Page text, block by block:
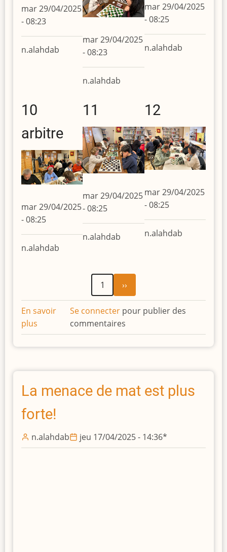
mar 29/04/2025
- 08:23
n.alahdab
mar 29/04/2025
- 08:23
n.alahdab
mar 29/04/2025
- 08:25
n.alahdab
10
arbitre
mar 29/04/2025
- 08:25
n.alahdab
11
mar 29/04/2025
- 08:25
n.alahdab
12
mar 29/04/2025
- 08:25
n.alahdab
1
suivante
››
En savoir
plus
2e
Rapide
2704/2025
Se connecterpour publier des
commentaires
La menace de mat est plus
forte!
n.alahdab jeu 17/04/2025 - 14:36*